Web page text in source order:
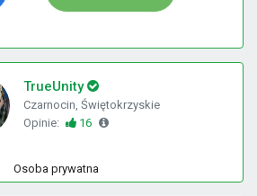
TrueUnity
Czarnocin, Świętokrzyskie
Opinie:
16
Osoba prywatna